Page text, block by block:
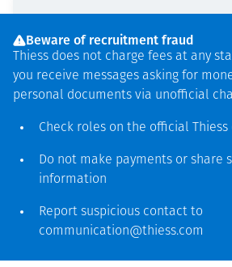
Case Study
Pioneering through-
at Mount Owen mine,
Thiess’ advanced terrace mining and
blasting at Mt Owen Mine in Australia,
overcame the deposit’s complexities –
efficient excavation, higher resource
The deposit comprised multiple, often
coal seams of in thicknesses between
Beware of recruitment fraud
Thiess does not charge fees at any
you receive messages asking for
personal documents via unofficial
Check roles on the official Thiess
Do not make payments or share
information
Report suspicious contact to
communication@thiess.com